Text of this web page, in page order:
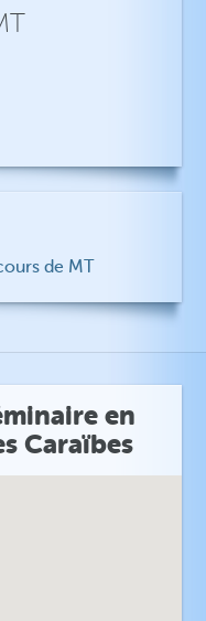
de MT
en
Caraïbes